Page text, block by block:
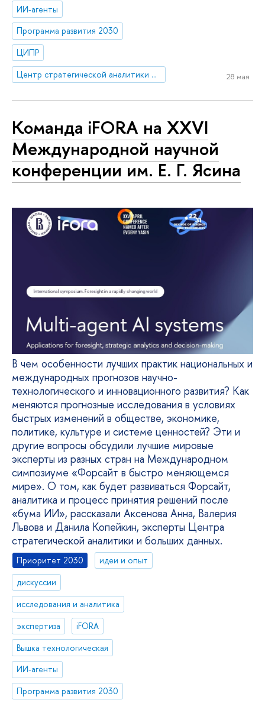
ИИ-агенты
Программа развития 2030
ЦИПР
Центр стратегической аналитики и больших данных
28 мая
Команда iFORA на XXVI
Международной научной
конференции им. Е. Г. Ясина
В чем особенности лучших практик национальных и
международных прогнозов научно-
технологического и инновационного развития? Как
меняются прогнозные исследования в условиях
быстрых изменений в обществе, экономике,
политике, культуре и системе ценностей? Эти и
другие вопросы обсудили лучшие мировые
эксперты из разных стран на Международном
симпозиуме «Форсайт в быстро меняющемся
мире». О том, как будет развиваться Форсайт,
аналитика и процесс принятия решений после
«бума ИИ», рассказали Аксенова Анна, Валерия
Львова и Данила Копейкин, эксперты Центра
стратегической аналитики и больших данных.
Приоритет 2030
идеи и опыт
дискуссии
исследования и аналитика
экспертиза
iFORA
Вышка технологическая
ИИ-агенты
Программа развития 2030